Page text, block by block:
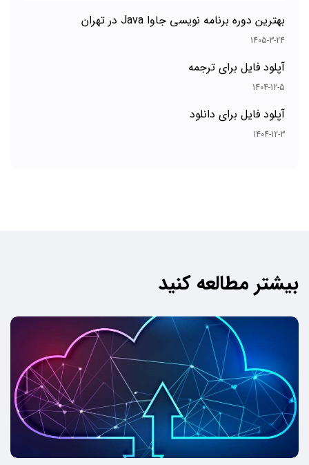
بهترین دوره برنامه نویسی جاوا Java در تهران
1405-3-24
آپلود فایل برای ترجمه
1404-12-5
آپلود فایل برای دانلود
1404-12-3
بیشتر مطالعه کنید